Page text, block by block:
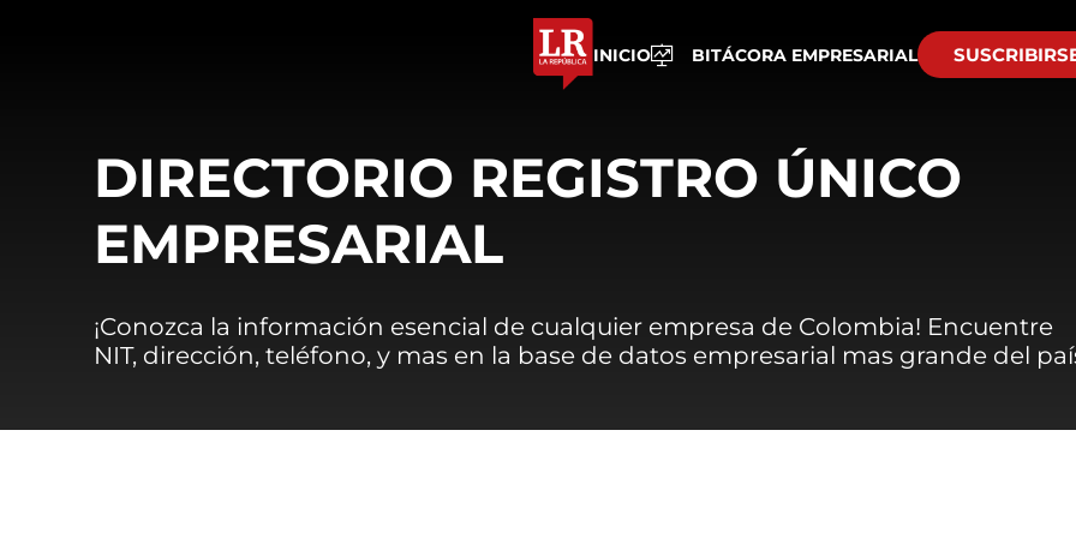
INICIO BITÁCORA EMPRESARIAL
DIRECTORIO REGISTRO ÚNICO
EMPRESARIAL
¡Conozca la información esencial de cualquier empresa de Colombia! Encuentre
NIT, dirección, teléfono, y mas en la base de datos empresarial mas grande del